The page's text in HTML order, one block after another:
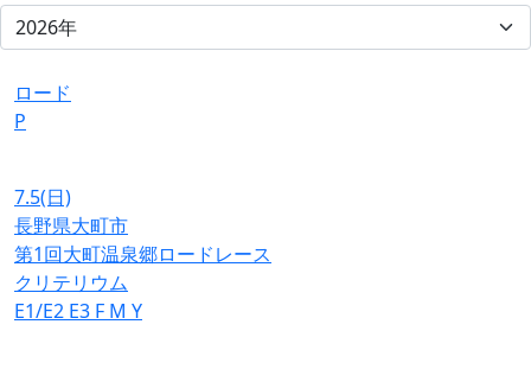
ロード
P
7.5(日)
長野県大町市
第1回大町温泉郷ロードレース
クリテリウム
E1/E2 E3 F M Y